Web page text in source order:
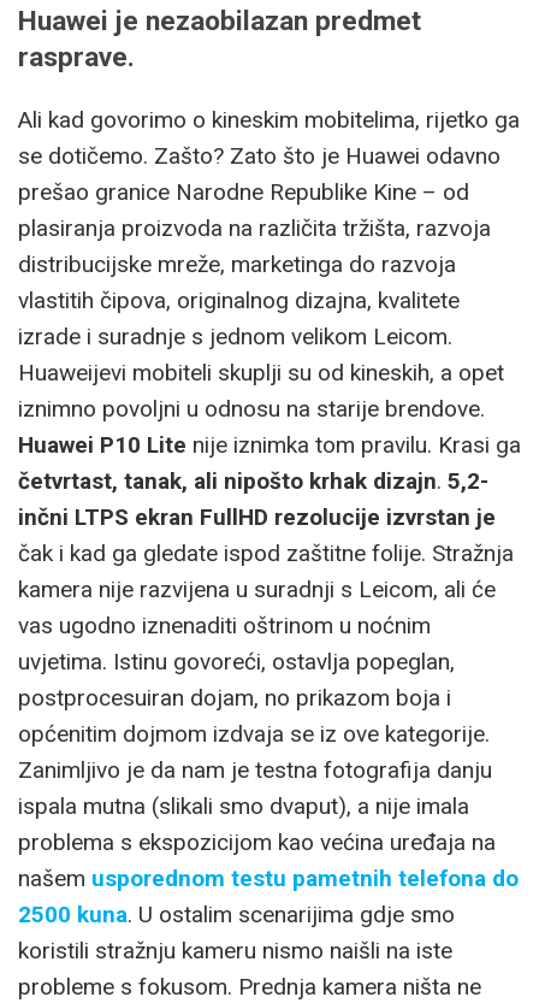
Huawei je nezaobilazan predmet
rasprave.
Ali kad govorimo o kineskim mobitelima, rijetko ga
se dotičemo. Zašto? Zato što je Huawei odavno
prešao granice Narodne Republike Kine – od
plasiranja proizvoda na različita tržišta, razvoja
distribucijske mreže, marketinga do razvoja
vlastitih čipova, originalnog dizajna, kvalitete
izrade i suradnje s jednom velikom Leicom.
Huaweijevi mobiteli skuplji su od kineskih, a opet
iznimno povoljni u odnosu na starije brendove.
Huawei P10 Lite nije iznimka tom pravilu. Krasi ga
četvrtast, tanak, ali nipošto krhak dizajn. 5,2-
inčni LTPS ekran FullHD rezolucije izvrstan je
čak i kad ga gledate ispod zaštitne folije. Stražnja
kamera nije razvijena u suradnji s Leicom, ali će
vas ugodno iznenaditi oštrinom u noćnim
uvjetima. Istinu govoreći, ostavlja popeglan,
postprocesuiran dojam, no prikazom boja i
općenitim dojmom izdvaja se iz ove kategorije.
Zanimljivo je da nam je testna fotografija danju
ispala mutna (slikali smo dvaput), a nije imala
problema s ekspozicijom kao većina uređaja na
našem usporednom testu pametnih telefona do
2500 kuna. U ostalim scenarijima gdje smo
koristili stražnju kameru nismo naišli na iste
probleme s fokusom. Prednja kamera ništa ne